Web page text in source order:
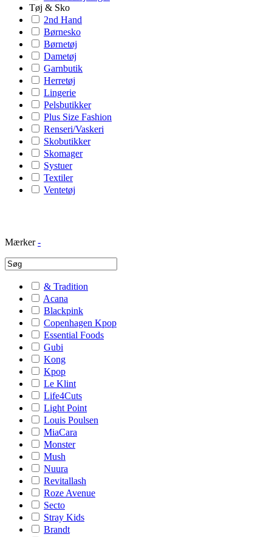
Tøj & Sko
2nd Hand
Børnesko
Børnetøj
Dametøj
Garnbutik
Herretøj
Lingerie
Pelsbutikker
Plus Size Fashion
Renseri/Vaskeri
Skobutikker
Skomager
Systuer
Textiler
Ventetøj
Mærker -
& Tradition
Acana
Blackpink
Copenhagen Kpop
Essential Foods
Gubi
Kong
Kpop
Le Klint
Life4Cuts
Light Point
Louis Poulsen
MiaCara
Monster
Mush
Nuura
Revitallash
Roze Avenue
Secto
Stray Kids
Brandt